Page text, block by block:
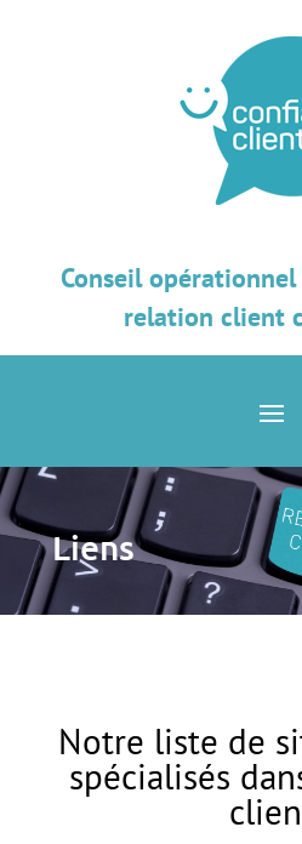
Conseil
relation client
Liens
Notre liste de
spécialisés